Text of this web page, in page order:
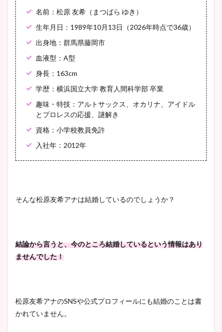
名前：松原 友希（まつばら ゆき）
生年月日：1989年10月13日（2026年時点で36歳）
出身地：群馬県藤岡市
血液型：A型
身長：163cm
学歴：横浜国立大学 教育人間科学部 卒業
趣味・特技：アルトサックス、オカリナ、アイドル
とプロレスの応援、謎解き
資格：小学校教員免許
入社年：2012年
そんな松原友希アナは結婚しているのでしょうか？
結論から言うと、今のところ結婚しているという情報はあり
ませんでした！
松原友希アナのSNSや公式プロフィールにも結婚のことは書
かれていません。